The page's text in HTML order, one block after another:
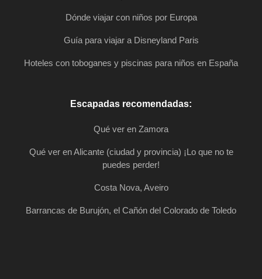
Dónde viajar con niños por Europa
Guía para viajar a Disneyland Paris
Hoteles con toboganes y piscinas para niños en España
Escapadas recomendadas:
Qué ver en Zamora
Qué ver en Alicante (ciudad y provincia) ¡Lo que no te
puedes perder!
Costa Nova, Aveiro
Barrancas de Burujón, el Cañón del Colorado de Toledo